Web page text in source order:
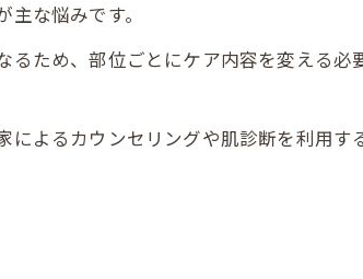
な悩みです。
ため、部位ごとにケア内容を変える
によるカウンセリングや肌診断を利用